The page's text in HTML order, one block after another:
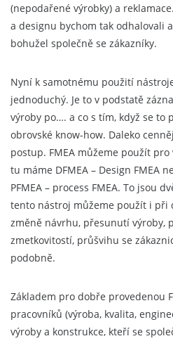
(nepodařené výrobky) a
a designu bychom tak odhalovali
bohužel společně se zákazníky.
Nyní k samotnému použití
jednoduchý. Je to v podstatě
výroby po…. a co s tím, když se to
obrovské know-how. Daleko
postup. FMEA můžeme použít
tu máme DFMEA – Design FMEA
PFMEA – process FMEA. To jsou
tento nástroj můžeme použít i při
změně návrhu, přesunutí výroby,
zmetkovitostí, průšvihu se
podobně.
Základem pro dobře provedenou
pracovníků (výroba, kvalita,
výroby a konstrukce, kteří se